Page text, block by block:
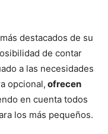
destacados de su
de contar
a las necesidades
opcional, ofrecen
en cuenta todos
los más pequeños.